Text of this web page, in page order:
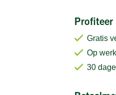
Profiteer
Gratis
Op
30